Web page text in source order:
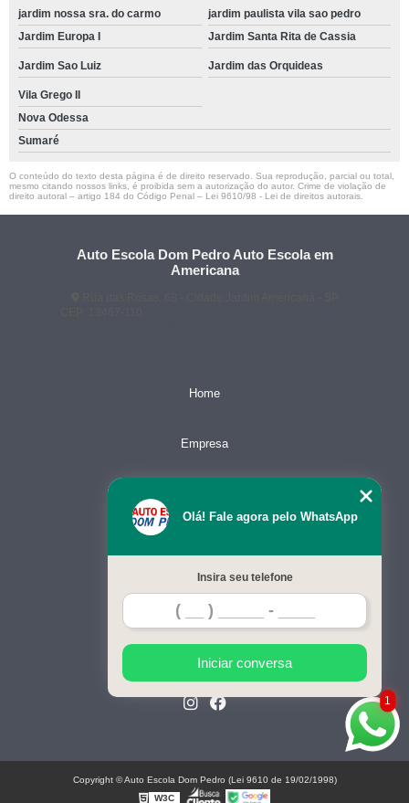
jardim nossa sra. do carmo
jardim paulista vila sao pedro
Jardim Europa I
Jardim Santa Rita de Cassia
Jardim Sao Luiz Jardim das Orquideas
Vila Grego II
Nova Odessa
Sumaré
O conteúdo do texto desta página é de direito reservado. Sua reprodução, parcial ou total,
mesmo citando nossos links, é proibida sem a autorização do autor. Crime de violação de
direito autoral – artigo 184 do Código Penal – Lei 9610/98 - Lei de direitos autorais
Auto Escola Dom Pedro Auto Escola em
Americana
Home
Empresa
Contato
Mapa do site
1
Olá! Fale agora pelo WhatsApp
Insira seu telefone
Iniciar conversa
Copyright © Auto Escola Dom Pedro (Lei 9610 de 19/02/1998)
W3C